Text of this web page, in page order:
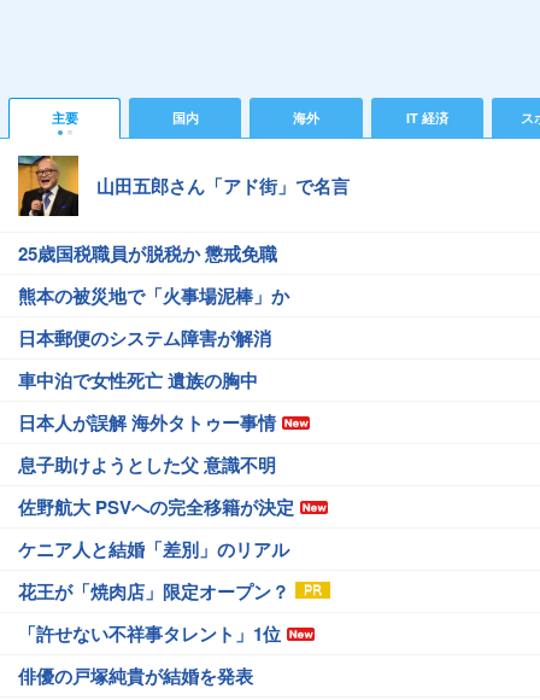
主要 国内 海外 IT 経済 ス
山田五郎さん「アド街」で名言
25歳国税職員が脱税か 懲戒免職
熊本の被災地で「火事場泥棒」か
日本郵便のシステム障害が解消
車中泊で女性死亡 遺族の胸中
日本人が誤解 海外タトゥー事情
息子助けようとした父 意識不明
佐野航大 PSVへの完全移籍が決定
ケニア人と結婚「差別」のリアル
花王が「焼肉店」限定オープン？
「許せない不祥事タレント」1位
俳優の戸塚純貴が結婚を発表